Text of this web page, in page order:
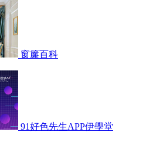
窗簾百科
91好色先生APP伊學堂